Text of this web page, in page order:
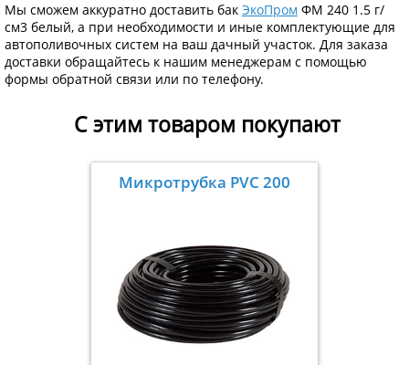
Мы сможем аккуратно доставить бак ЭкоПром ФМ 240 1.5 г/
см3 белый, а при необходимости и иные комплектующие для
автополивочных систем на ваш дачный участок. Для заказа
доставки обращайтесь к нашим менеджерам с помощью
формы обратной связи или по телефону.
С этим товаром покупают
Микротрубка PVC 200